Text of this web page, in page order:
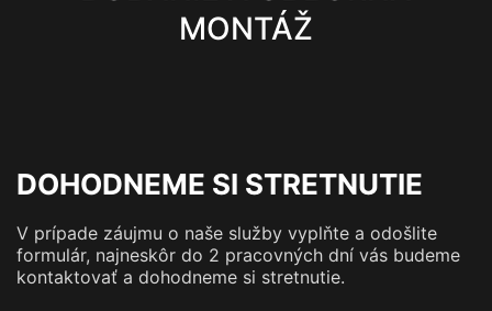
MONTÁŽ
DOHODNEME SI STRETNUTIE
V prípade záujmu o naše služby vyplňte a odošlite
formulár, najneskôr do 2 pracovných dní vás budeme
kontaktovať a dohodneme si stretnutie.